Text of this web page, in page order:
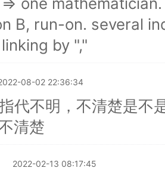
B, run-on. several
by ","
08-02 22:36:34
代不明，不清楚是不
清楚
2022-02-13 08:17:45